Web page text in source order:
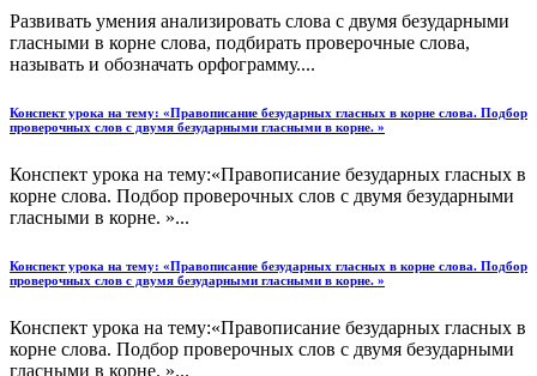
Развивать умения анализировать слова с двумя безударными
гласными в корне слова, подбирать проверочные слова,
называть и обозначать орфограмму....
Конспект урока на тему: «Правописание безударных гласных в корне слова. Подбор
проверочных слов с двумя безударными гласными в корне. »
Конспект урока на тему:«Правописание безударных гласных в
корне слова. Подбор проверочных слов с двумя безударными
гласными в корне. »...
Конспект урока на тему: «Правописание безударных гласных в корне слова. Подбор
проверочных слов с двумя безударными гласными в корне. »
Конспект урока на тему:«Правописание безударных гласных в
корне слова. Подбор проверочных слов с двумя безударными
гласными в корне. »...